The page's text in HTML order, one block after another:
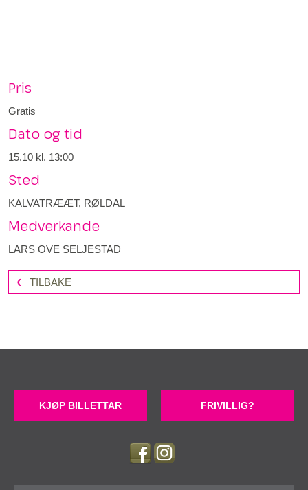
Pris
Gratis
Dato og tid
15.10 kl. 13:00
Sted
KALVATRÆÆT, RØLDAL
Medverkande
LARS OVE SELJESTAD
TILBAKE
KJØP BILLETTAR FRIVILLIG?